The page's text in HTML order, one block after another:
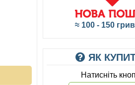
≈ 100 - 150
ЯК
Натисніть